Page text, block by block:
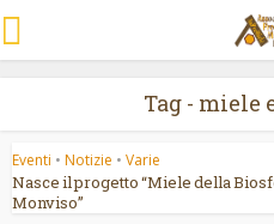
Tag - miele
Eventi • Notizie • Varie
Nasce il progetto “Miele della
Monviso”